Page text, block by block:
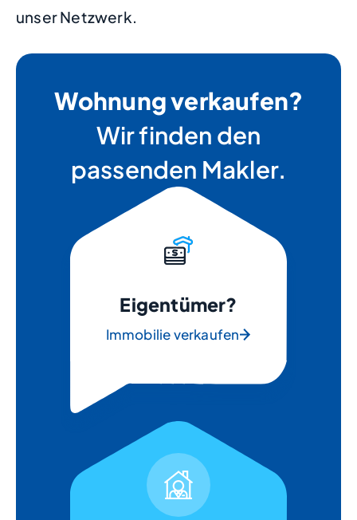
unser Netzwerk.
Wohnung verkaufen?
Wir finden den
passenden Makler.
Eigentümer?
Immobilie verkaufen